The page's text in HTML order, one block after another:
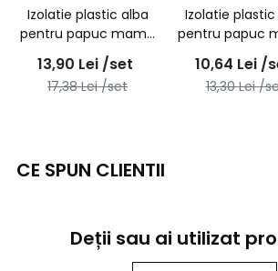
Izolatie plastic alba
pentru papuc mama
neizolat cu opritor, 8
poli - 10buc/set
13,90 Lei /set
17,38Lei /set
Izolatie plastic
pentru papuc
neizolat cu
poli - 10buc/
10,64 Lei /
13,30Lei /
CE SPUN CLIENTII
Deții sau ai utilizat